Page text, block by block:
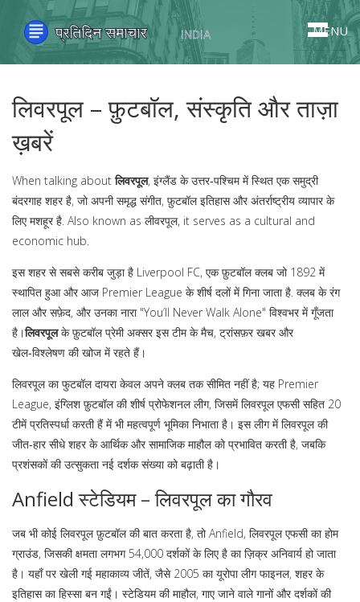
MENU
लिवरपूल – फ़ुटबॉल, संस्कृति और ताज़ा
ख़बरें
When talking aboutलिवरपूल, इंग्लैंड के उत्तर‑पश्चिम में स्थित एक समुद्री
बंदरगाह शहर है, जो अपनी समृद्ध संगीत, फ़ुटबॉल इतिहास और अंतर्राष्ट्रीय व्यापार के
लिए मशहूर है. Also known as लीवरपूल, it serves as a cultural and
economic hub.
इस शहर से सबसे करीब जुड़ा है Liverpool FC, एक फ़ुटबॉल क्लब जो 1892 में
स्थापित हुआ और आज Premier League के शीर्ष दलों में गिना जाता है. क्लब के रंग
लाल और सफ़ेद, और उनका नारा "You’ll Never Walk Alone" विश्वभर में गूँजता
है।लिवरपूलके फ़ुटबॉल प्रेमी अक्सर इस टीम के मैच, ट्रांसफ़र खबर और
खेल‑विश्लेषण की खोज में रहते हैं।
लिवरपूल का फुटबॉल दायरा केवल अपने क्लब तक सीमित नहीं है; यह Premier
League, इंग्लिश फ़ुटबॉल की शीर्ष प्रोफेशनल लीग, जिसमें लिवरपूल एफसी सहित 20
टीमें प्रतिस्पर्धा करती हैंमें भी महत्वपूर्ण भूमिका निभाता है। इस लीग में लिवरपूल की
जीत‑हार सीधे शहर के आर्थिक और सामाजिक माहौल को प्रभावित करती है, जबकि
प्रशंसकों की उत्सुकता नई दर्शक संख्या को बढ़ाती है।
Anfield स्टेडियम – लिवरपूल का गौरव
जब भी कोई लिवरपूल फ़ुटबॉल की बात करता है, तोAnfield, लिवरपूल एफसी का होम
ग्राउंड, जिसकी क्षमता लगभग 54,000 दर्शकों के लिए है का ज़िक्र अनिवार्य हो जाता
है। यहाँ पर खेली गई महाकाव्य जीतें, जैसे 2005 का यूरोपा लीग फाइनल, शहर के
इतिहास का हिस्सा बन गईं। स्टेडियम की माहौल, गाए जाने वाले गानों और दर्शकों की